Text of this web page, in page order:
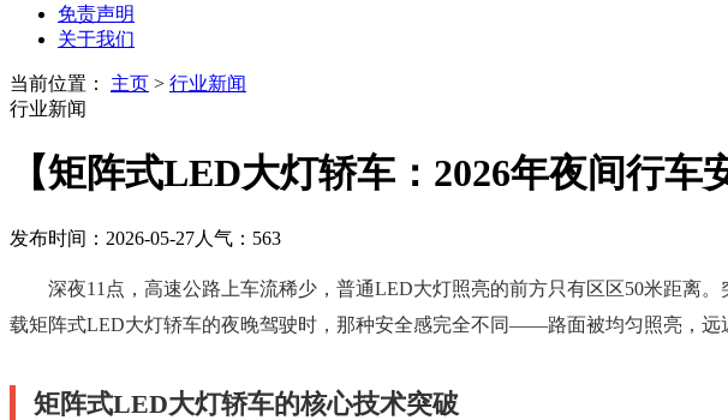
免责声明
关于我们
当前位置： 主页 > 行业新闻
行业新闻
【矩阵式LED大灯轿车：2026年夜间行车
发布时间：2026-05-27人气： 563
深夜11点，高速公路上车流稀少，普通LED大灯照亮的前方只有区区50米距离
载矩阵式LED大灯轿车的夜晚驾驶时，那种安全感完全不同——路面被均匀照亮，远
矩阵式LED大灯轿车的核心技术突破